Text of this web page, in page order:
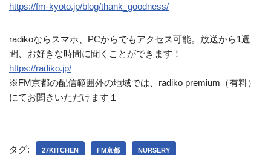
https://fm-kyoto.jp/blog/thank_goodness/
radikoならスマホ、PCからでもアクセス可能。放送から1週
間、お好きな時間に聞くことができます！
https://radiko.jp/
※FM京都の配信範囲外の地域では、radiko premium（有料）
にてお聞きいただけます１
タグ: 27KITCHEN FM京都 NURSERY